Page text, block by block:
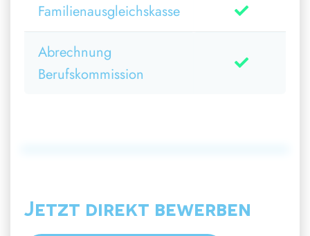
Familienausgleichskasse
Abrechnung
Berufskommission
Jetzt direkt bewerben